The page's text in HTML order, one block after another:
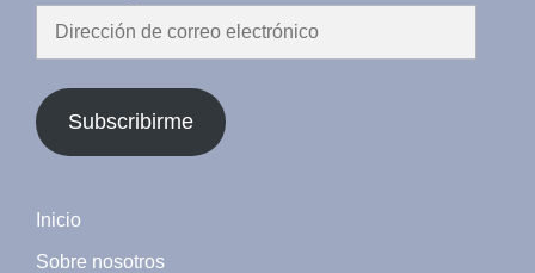
Dirección
correo
electrónico
Subscribirme
Inicio
Sobre nosotros